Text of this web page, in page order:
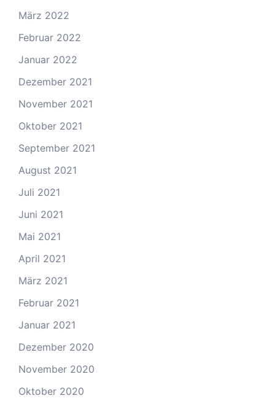
März 2022
Februar 2022
Januar 2022
Dezember 2021
November 2021
Oktober 2021
September 2021
August 2021
Juli 2021
Juni 2021
Mai 2021
April 2021
März 2021
Februar 2021
Januar 2021
Dezember 2020
November 2020
Oktober 2020